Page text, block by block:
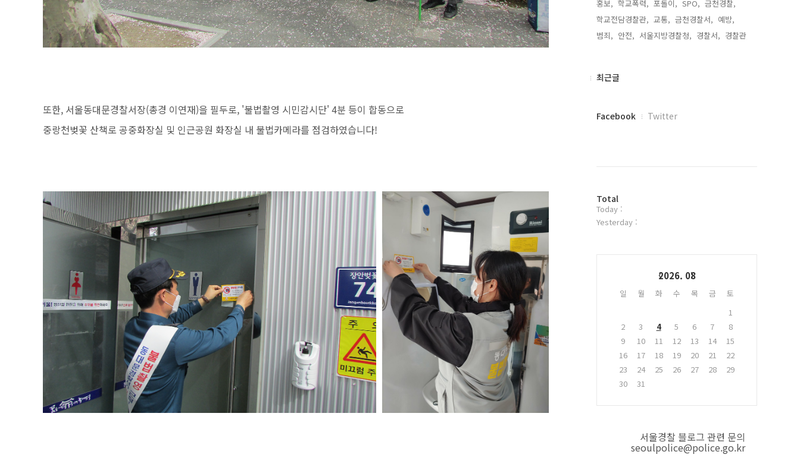
또한, 서울동대문경찰서장(총경 이연재)을 필두로, '불법촬영 시민감시단' 4분 등이 합동으로
중랑천벚꽃 산책로 공중화장실 및 인근공원 화장실 내 불법카메라를 점검하였습니다!
홍보, 학교폭력, 포돌이, SPO, 금천경찰,
학교전담경찰관, 교통, 금천경찰서, 예방,
범죄, 안전, 서울지방경찰청, 경찰서, 경찰관,
최
최근글
페
플
러
그
Facebook Twitter
방
문
자
Total
Today :
Yesterday :
2026. 08
일 월 화 수 목 금
토
1
2
3 4 5 6 7
8
9
10 11 12 13 14
15
16
17 18 19 20 21
22
23
24 25 26 27 28
29
30
31
서울경찰 블로그 관련 문의
seoulpolice@police.go.kr